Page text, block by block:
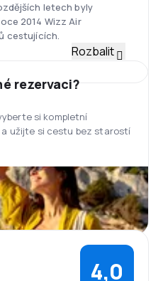
letech byly
2014 Wizz Air
cestujících.
letištěm v Maďarsku
ve střední Evropě. Bylo
se 16 km
města. Každý rok
cestujících, kteří zde
aerolinií. Na letišti se
Wizz Air, kteří si
Zákazníkům je
zdarma, přístup k
a koupelna.
a studené nápoje.
Rozbalit
rezervaci?
si kompletní
užijte si cestu bez starostí
4,0